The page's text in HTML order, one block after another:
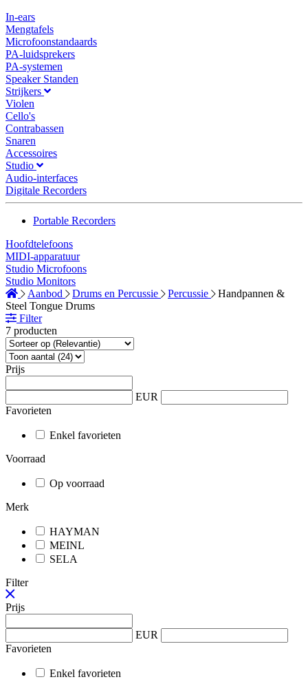
In-ears
Mengtafels
Microfoonstandaards
PA-luidsprekers
PA-systemen
Speaker Standen
Strijkers
Violen
Cello's
Contrabassen
Snaren
Accessoires
Studio
Audio-interfaces
Digitale Recorders
Portable Recorders
Hoofdtelefoons
MIDI-apparatuur
Studio Microfoons
Studio Monitors
Aanbod
Drums en Percussie Percussie
Handpannen &
Steel Tongue Drums
Filter
7 producten
Prijs
EUR
Favorieten
Enkel favorieten
Voorraad
Op voorraad
Merk
HAYMAN
MEINL
SELA
Filter
Prijs
EUR
Favorieten
Enkel favorieten